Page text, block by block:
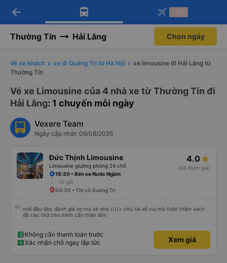
Tải app Vexere ngay!
Nhận ưu đãi thành viên độc
Mở app
Tải app Vexere
-30k/ghế khi đặt vé máy bay qua
Mở app
arrow_back -30k
Thường Tín Hải Lăng Chọn ngày
Vé xe khách xe đi Quảng Trị từ Hà Nội
xe limousine đi Hải Lăng từ
Thường Tín
Vé xe Limousine của 4 nhà xe từ Thường Tín đi
Hải Lăng: 1 chuyến mỗi ngày
Vexere Team
Ngày cập nhật: 09/08/2026
Đức Thịnh Limousine
Limousine giường phòng 24 chỗ
4.0
(64 đánh giá)
18:30 • Bến xe Nước Ngầm
10 giờ
04:30 • Thị xã Quảng Trị
mới đầu đọc đánh giá sợ mà ok nha ((((= chú tài xế vui mà thân thiện xách
đồ các thứ cho mình cẩn thận lắm
Không cần thanh toán trước
Xác nhận chỗ ngay lập tức
Xem giá